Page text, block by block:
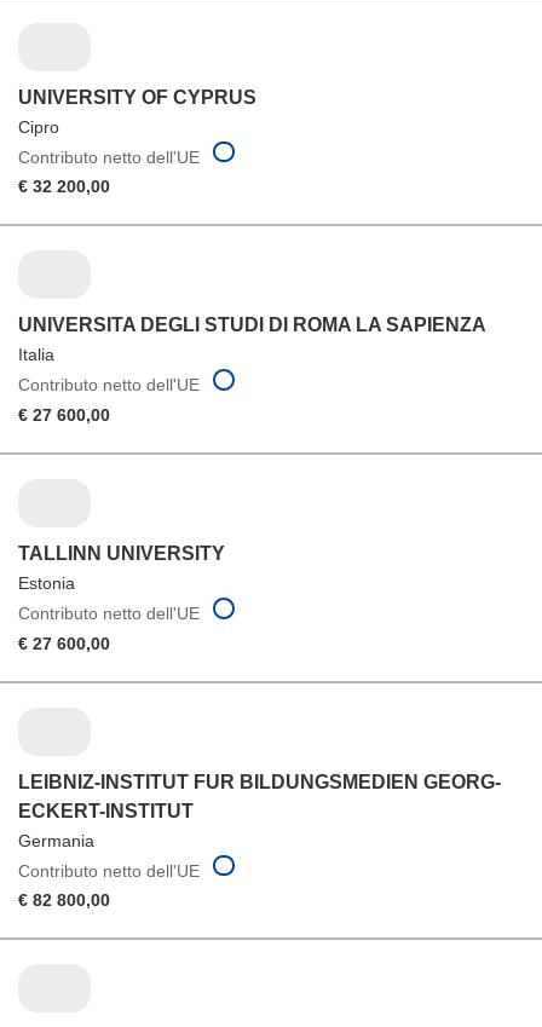
UNIVERSITY OF CYPRUS
Cipro
Contributo netto dell'UE
€ 32 200,00
UNIVERSITA DEGLI STUDI DI ROMA LA SAPIENZA
Italia
Contributo netto dell'UE
€ 27 600,00
TALLINN UNIVERSITY
Estonia
Contributo netto dell'UE
€ 27 600,00
LEIBNIZ-INSTITUT FUR BILDUNGSMEDIEN GEORG-
ECKERT-INSTITUT
Germania
Contributo netto dell'UE
€ 82 800,00